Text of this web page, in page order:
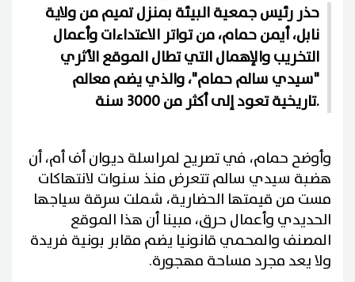
حذر رئيس جمعية البيئة بمنزل تميم من ولاية
نابل، أيمن حمام، من تواتر الاعتداءات وأعمال
التخريب والإهمال التي تطال الموقع الأثري
"سيدي سالم حمام"، والذي يضم معالم
تاريخية تعود إلى أكثر من 3000 سنة.
وأوضح حمام، في تصريح لمراسلة ديوان أف أم، أن
هضبة سيدي سالم تتعرض منذ سنوات لانتهاكات
مست من قيمتها الحضارية، شملت سرقة سياجها
الحديدي وأعمال حرق، مبينا أن هذا الموقع
المصنف والمحمي قانونيا يضم مقابر بونية فريدة
ولا يعد مجرد مساحة مهجورة.